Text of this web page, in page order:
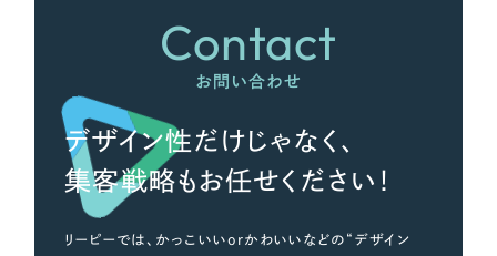
Contact
お問い合わせ
デザイン性だけじゃなく、
集客戦略もお任せください！
リーピーでは、かっこいいorかわいいなどの“デザイン